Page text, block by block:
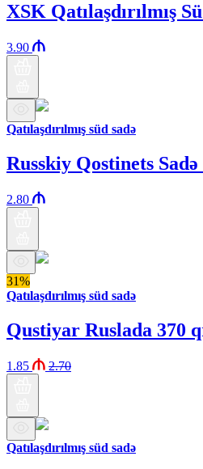
XSK Qatılaşdırılmış
3.90
Qatılaşdırılmış süd sadə
Russkiy Qostinets
2.80
31%
Qatılaşdırılmış süd sadə
Qustiyar Ruslada 370
1.85 2.70
Qatılaşdırılmış süd sadə